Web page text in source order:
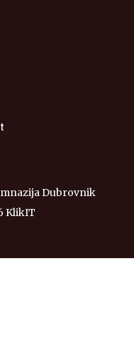
Dubrovnik
KlikIT